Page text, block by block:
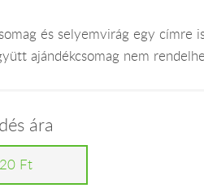
és selyemvirág egy
ajándékcsomag nem
ára
Ft